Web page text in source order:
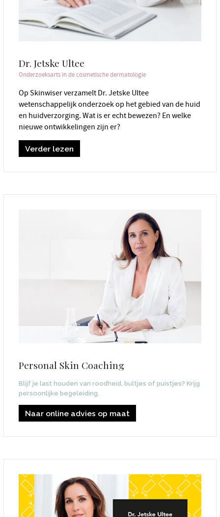
Dr. Jetske Ultee
Onderzoeksarts in de cosmetische dermatologie
Op Skinwiser verzamelt Dr. Jetske Ultee
wetenschappelijk onderzoek op het gebied van de huid
en huidverzorging. Wat is er echt bewezen? En welke
nieuwe ontwikkelingen zijn er?
Verder lezen
Personal Skin Coaching
Blijf je last houden van roodheid, bultjes of puistjes? Krijg
persoonlijke begeleiding.
Naar online advies op maat